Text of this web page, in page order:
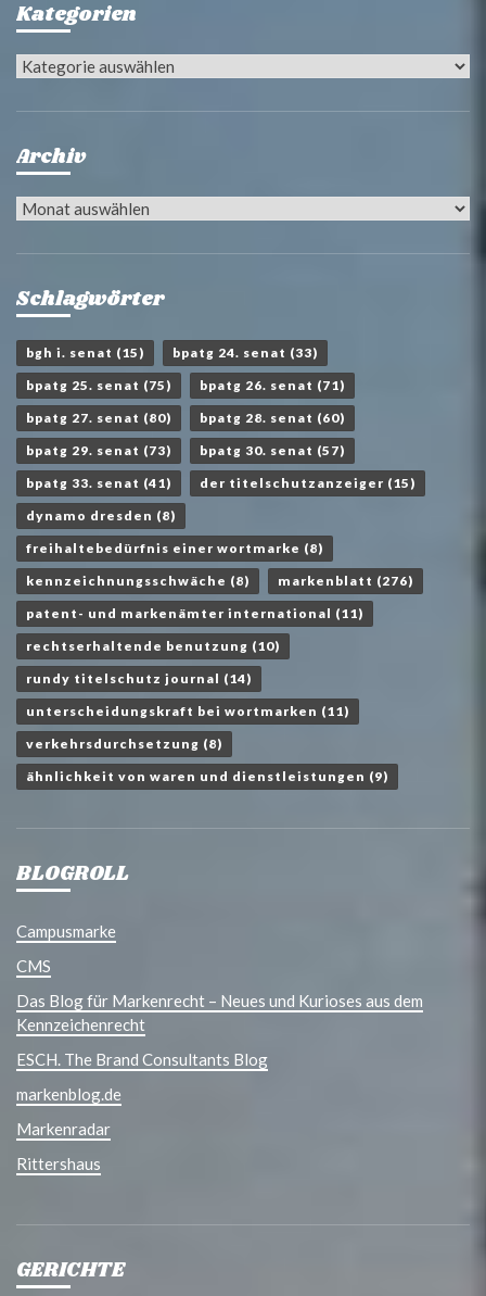
Kategorien
Kategorien
Archiv
Archiv
Schlagwörter
bgh i. senat (15) bpatg 24. senat (33)
bpatg 25. senat (75) bpatg 26. senat (71)
bpatg 27. senat (80) bpatg 28. senat (60)
bpatg 29. senat (73) bpatg 30. senat (57)
bpatg 33. senat (41) der titelschutzanzeiger (15)
dynamo dresden (8)
freihaltebedürfnis einer wortmarke (8)
kennzeichnungsschwäche (8) markenblatt (276)
patent- und markenämter international (11)
rechtserhaltende benutzung (10)
rundy titelschutz journal (14)
unterscheidungskraft bei wortmarken (11)
verkehrsdurchsetzung (8)
ähnlichkeit von waren und dienstleistungen (9)
BLOGROLL
Campusmarke
CMS
Das Blog für Markenrecht – Neues und Kurioses aus dem
Kennzeichenrecht
ESCH. The Brand Consultants Blog
markenblog.de
Markenradar
Rittershaus
GERICHTE